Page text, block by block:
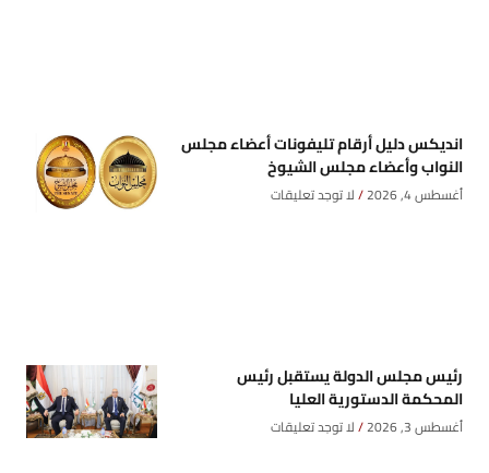
انديكس دليل أرقام تليفونات أعضاء مجلس
النواب وأعضاء مجلس الشيوخ
أغسطس 4, 2026 لا توجد تعليقات
رئيس مجلس الدولة يستقبل رئيس
المحكمة الدستورية العليا
أغسطس 3, 2026 لا توجد تعليقات